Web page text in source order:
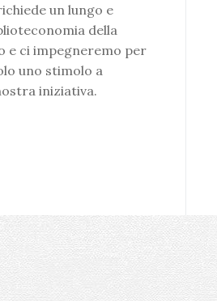
un lungo e
della
e ci impegneremo per
uno stimolo a
iniziativa.